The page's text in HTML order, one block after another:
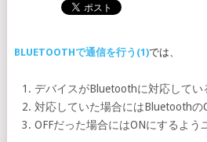
BLUETOOTHで通信を行う(1)では、
デバイスがBluetoothに対応してい
対応していた場合にはBluetoothの
OFFだった場合にはONにするよう